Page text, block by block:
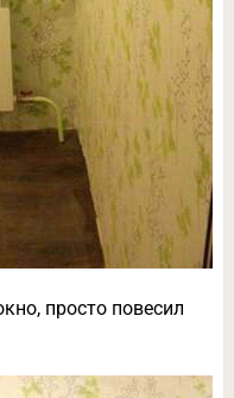
просто повесил